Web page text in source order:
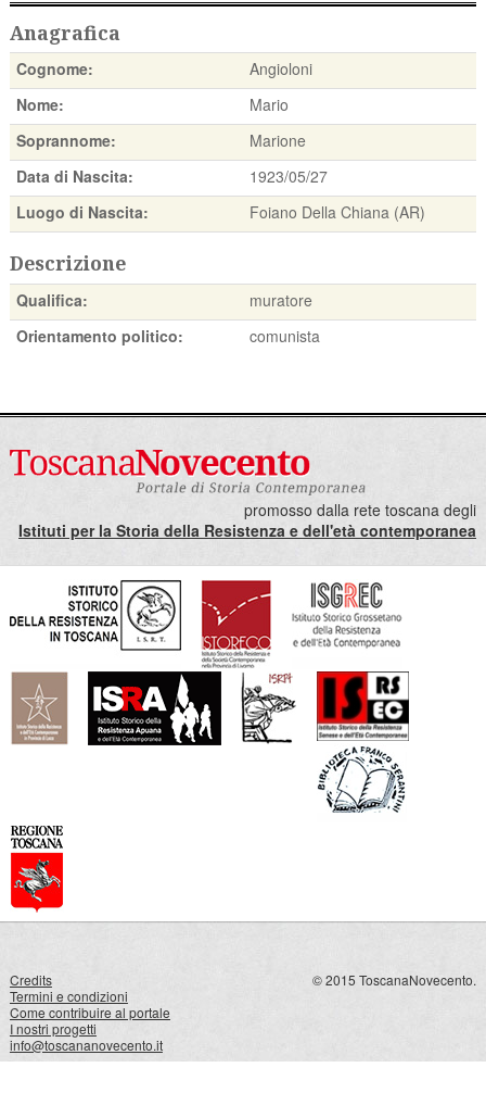
Anagrafica
Cognome:
Angioloni
Nome:
Mario
Soprannome:
Marione
Data di Nascita:
1923/05/27
Luogo di Nascita:
Foiano Della Chiana (AR)
Descrizione
Qualifica:
muratore
Orientamento politico:
comunista
promosso dalla rete toscana degli
Istituti per la Storia della Resistenza e dell'età contemporanea
Credits
Termini e condizioni
Come contribuire al portale
I nostri progetti
info@toscananovecento.it
© 2015 ToscanaNovecento.